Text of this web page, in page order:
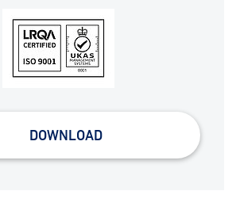
DOWNLOAD